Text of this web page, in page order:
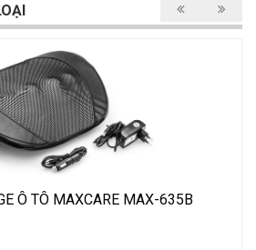
Ô TÔ MAXCARE MAX-635B